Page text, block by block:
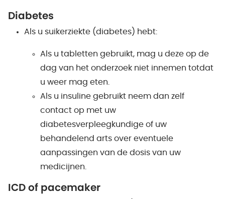
Diabetes
Als u suikerziekte (diabetes) hebt:
Als u tabletten gebruikt, mag u deze op de
dag van het onderzoek niet innemen totdat
u weer mag eten.
Als u insuline gebruikt neem dan zelf
contact op met uw
diabetesverpleegkundige of uw
behandelend arts over eventuele
aanpassingen van de dosis van uw
medicijnen.
ICD of pacemaker